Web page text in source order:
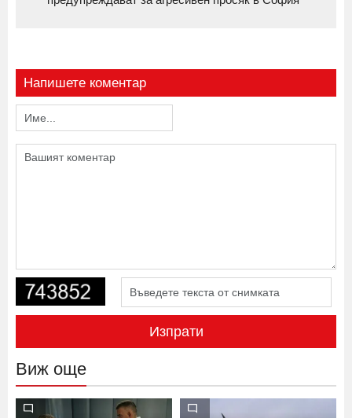
Напишете коментар
Изпрати
Виж още